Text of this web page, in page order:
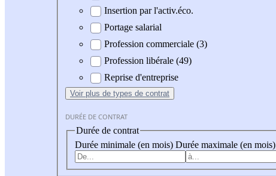
Insertion par l'activ.éco.
Portage salarial
Profession commerciale (3)
Profession libérale (49)
Reprise d'entreprise
Voir plus de types de contrat
DURÉE DE CONTRAT
Durée de contrat
Durée minimale (en mois) Durée maximale (en mois)